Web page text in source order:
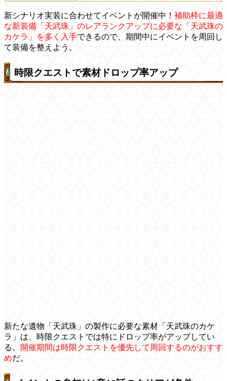
新シナリオ実装に合わせてイベントが開催中！ 補助枠に最適
な新装備「天武珠」のレアランクアップに必要な「天武珠の
カケラ」を多く入手できるので、期間中にイベントを周回し
て装備を整えよう。
時限クエストで素材ドロップ率アップ
新たな遺物「天武珠」の製作に必要な素材「天武珠のカケ
ラ」は、時限クエストでは特にドロップ率がアップしてい
る。
開催期間は時限クエストを優先して周回するのがおすす
めだ。